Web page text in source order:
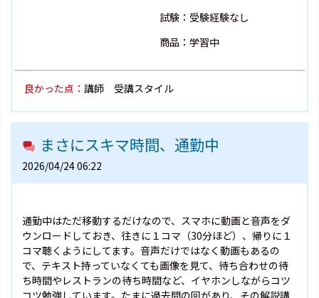
試験：受験経験なし
商品：学習中
良かった点： 講師 受講スタイル
まさにスキマ時間、通勤中
2026/04/24 06:22
通勤中はただ移動するだけなので、スマホに動画と音声をダ
ウンロードしておき、往きに１コマ（30分ほど）、帰りに１
コマ聴くようにしてます。音声だけではなく動画もあるの
で、テキスト持っていなくても画像を見て、待ち合わせの待
ち時間やレストランの待ち時間など、イヤホンしながらコツ
コツ勉強しています。たまに過去問の回があり、その解説講